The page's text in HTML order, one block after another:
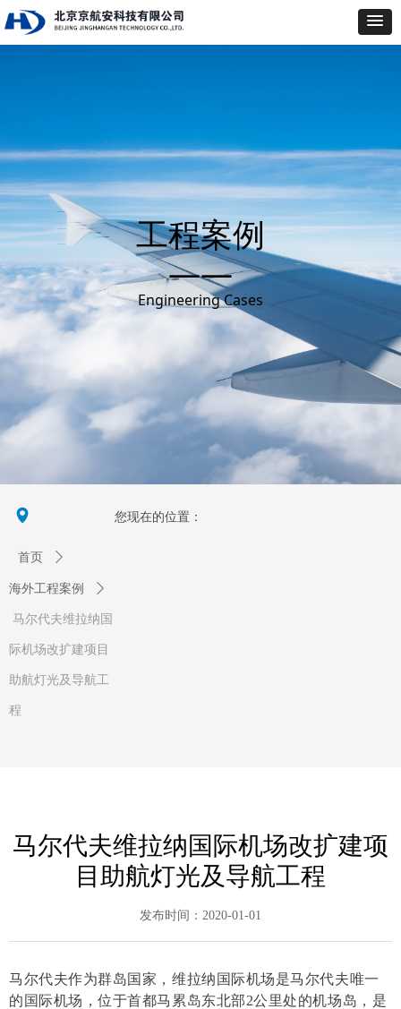
넹 您现在的位置：
首页 ꄲ
海外工程案例 ꄲ
马尔代夫维拉纳国
际机场改扩建项目
助航灯光及导航工
程
马尔代夫维拉纳国际机场改扩建项
目助航灯光及导航工程
马尔代夫作为群岛国家，维拉纳国际机场是马尔代夫唯一
的国际机场，位于首都马累岛东北部2公里处的机场岛，是
发布时间： 2020-01-01
工程案例
——
Engineering Cases